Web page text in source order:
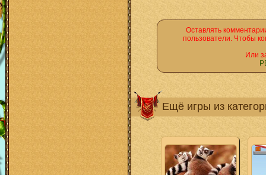
Оставлять
пользователи. Чтобы
Или
Ещё игры из